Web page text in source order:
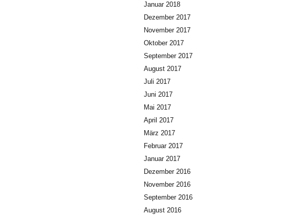
Januar 2018
Dezember 2017
November 2017
Oktober 2017
September 2017
August 2017
Juli 2017
Juni 2017
Mai 2017
April 2017
März 2017
Februar 2017
Januar 2017
Dezember 2016
November 2016
September 2016
August 2016